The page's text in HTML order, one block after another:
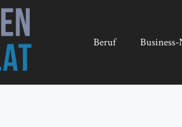
Beruf Business-